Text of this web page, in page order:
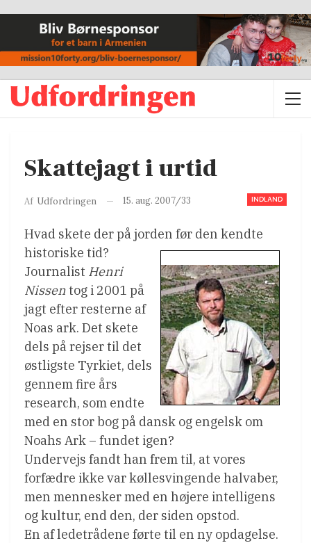
Skattejagt i urtid
INDLAND
Af Udfordringen 15. aug. 2007/33
Hvad skete der på jorden før den kendte
historiske tid?
Journalist Henri
Nissentog i 2001 på
jagt efter resterne af
Noas ark. Det skete
dels på rejser til det
østligste Tyrkiet, dels
gennem fire års
research, som endte
med en stor bog på dansk og engelsk om
Noahs Ark – fundet igen?
Undervejs fandt han frem til, at vores
forfædre ikke var køllesvingende halvaber,
men mennesker med en højere intelligens
og kultur, end den, der siden opstod.
En af ledetrådene førte til en ny opdagelse.